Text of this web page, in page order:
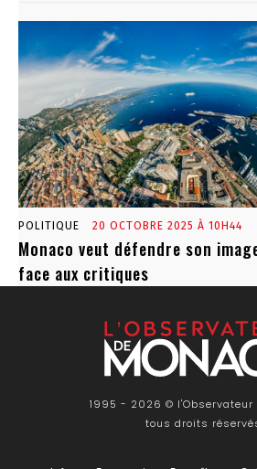
POLITIQUE 20 OCTOBRE 2025 À 10H44
Monaco veut défendre son
face aux critiques
1995 - 2026 © l'Observateur
tous droits